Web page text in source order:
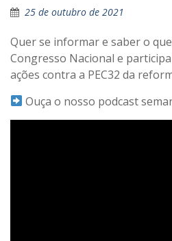
25 de outubro de 2021
Quer se informar e saber o
Congresso Nacional e
ações contra a PEC32 da
Ouça o nosso podcast